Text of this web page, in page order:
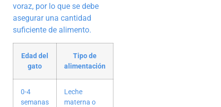
voraz, por lo que se debe
asegurar una cantidad
suficiente de alimento.
Edad del
gato
Tipo de
alimentación
0-4
semanas
Leche
materna o